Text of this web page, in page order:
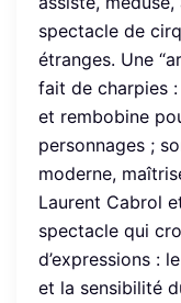
spectacle de
étranges. Une
fait de charpies
et rembobine
personnages ;
moderne,
Laurent Cabrol
spectacle qui
d’expressions :
et la sensibilité